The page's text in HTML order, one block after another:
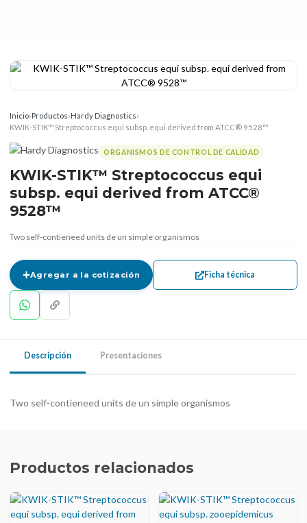
Inicio›Productos›Hardy Diagnostics›
KWIK-STIK™ Streptococcus equi subsp. equi derived from ATCC® 9528™
ORGANISMOS DE CONTROL DE CALIDAD
KWIK-STIK™ Streptococcus equi
subsp. equi derived from ATCC®
9528™
Two self-contieneed units de un simple organismos
Agregar a la cotización Ficha técnica
Descripción Presentaciones
Two self-contieneed units de un simple organismos
Productos relacionados